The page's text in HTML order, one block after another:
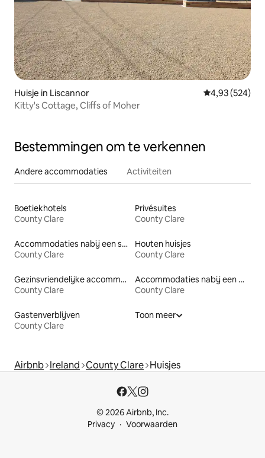
Huisje in Liscannor Gemiddelde
4,93 (524)
Kitty's Cottage, Cliffs of Moher
Bestemmingen om te verkennen
Andere accommodaties Activiteiten
Boetiekhotels
County Clare
Privésuites
County Clare
Accommodaties nabij een strand
County Clare
Houten huisjes
County Clare
Gezinsvriendelijke accommodaties
County Clare
Accommodaties nabij een meer
County Clare
Gastenverblijven
County Clare
Toon meer
Airbnb Ireland County Clare Huisjes
© 2026 Airbnb, Inc.
Privacy
Voorwaarden